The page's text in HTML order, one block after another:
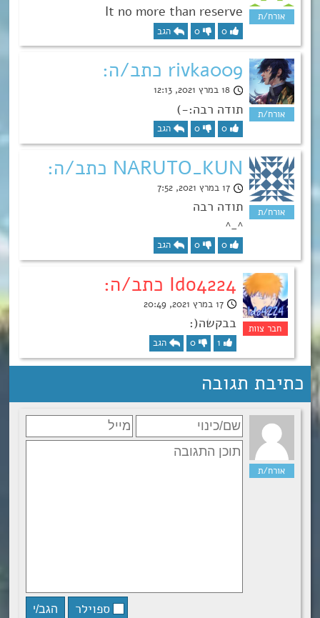
It no more than reserve
0
0 הגב
rivka009 כתב/ה:
18 במרץ 2021, 12:13
תודה רבה:-)
0
0 הגב
NARUTO_KUN כתב/ה:
17 במרץ 2021, 7:52
תודה רבה
^_^
0
0 הגב
Ido4224 כתב/ה:
17 במרץ 2021, 20:49
בבקשה(:
1
0 הגב
כתיבת תגובה
ספוילר